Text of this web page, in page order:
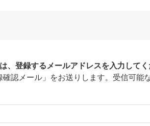
登録するメールアドレスを入力してく
認メール」をお送りします。受信可能